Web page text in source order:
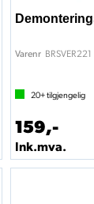
Varenr BRSVER221
20+tilgjengelig
159,-
Ink.mva.